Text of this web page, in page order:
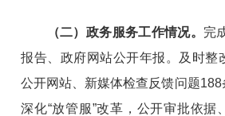
（二） 政务服务工作情况。 完
报告、政府网站公开年报。及时整
公开网站、新媒体检查反馈问题188
深化“放管服”改革，公开审批依据